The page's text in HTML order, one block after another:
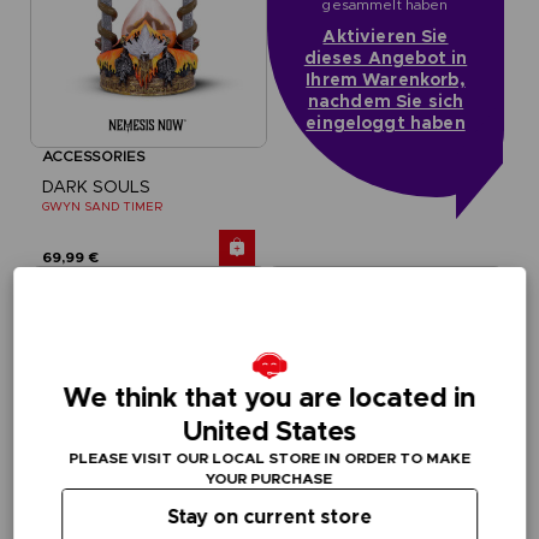
ACCESSORIES
DARK SOULS
GWYN SAND TIMER
69,99 €
gesammelt haben
Aktivieren Sie
dieses Angebot in
Ihrem Warenkorb,
nachdem Sie sich
eingeloggt haben
We think that you are located in
United States
PLEASE VISIT OUR LOCAL STORE IN ORDER TO MAKE
YOUR PURCHASE
Stay on current store